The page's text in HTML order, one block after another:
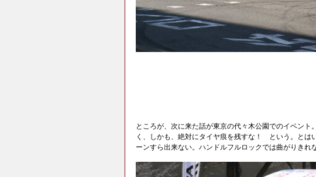
ところが、次に来た話が東京の代々木公園でのイベン
く、しかも、絶対にタイヤ痕を残すな！ という。とは
ーンすら出来ない。ハンドルフルロックでは曲がりきれ